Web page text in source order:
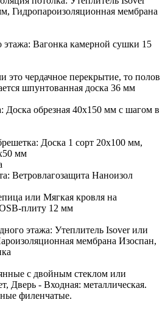
Гидропароизоляционная мембрана
этажа: Вагонка камерной сушки 15
это чердачное перекрытие, то полов
шпунтованная доска 36 мм
Доска обрезная 40х150 мм с шагом в
Доска 1 сорт 20х100 мм,
мм
Ветровлагозащита Наноизол
или Мягкая кровля на
плиту 12 мм
этажа: Утеплитель Isover или
мембрана Изоспан,
с двойным стеклом или
Дверь - Входная: металлическая.
филенчатые.